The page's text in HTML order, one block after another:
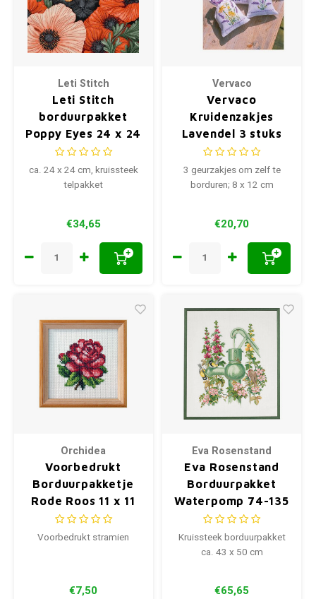
Leti Stitch
Leti Stitch
borduurpakket
Poppy Eyes 24 x 24
cm
ca. 24 x 24 cm, kruissteek
telpakket
€34,65
+
Vervaco
Vervaco
Kruidenzakjes
Lavendel 3 stuks
PN-0203249
3 geurzakjes om zelf te
borduren; 8 x 12 cm
€20,70
+
Orchidea
Voorbedrukt
Borduurpakketje
Rode Roos 11 x 11
cm
Voorbedrukt stramien
€7,50
Eva Rosenstand
Eva Rosenstand
Borduurpakket
Waterpomp 74-135
ca. 43 x 50 cm
Kruissteek borduurpakket
ca. 43 x 50 cm
€65,65